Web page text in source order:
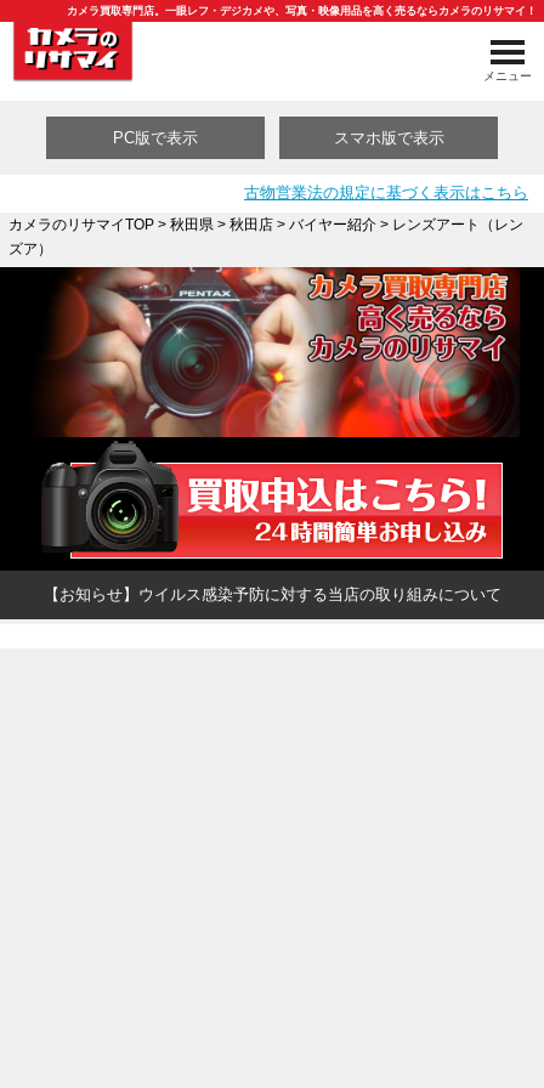
カメラ買取専門店。一眼レフ・デジカメや、写真・映像用品を高く売るならカメラのリサマイ！
メニュー
PC版で表示 スマホ版で表示
古物営業法の規定に基づく表示はこちら
カメラのリサマイTOP> 秋田県 > 秋田店> バイヤー紹介> レンズアート（レン
ズア）
【お知らせ】ウイルス感染予防に対する当店の取り組みについて